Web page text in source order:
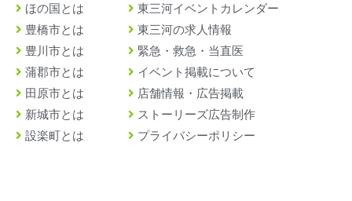
ほの国とは
豊橋市とは
豊川市とは
蒲郡市とは
田原市とは
新城市とは
設楽町とは
東三河イベントカレンダー
東三河の求人情報
緊急・救急・当直医
イベント掲載について
店舗情報・広告掲載
ストーリーズ広告制作
プライバシーポリシー